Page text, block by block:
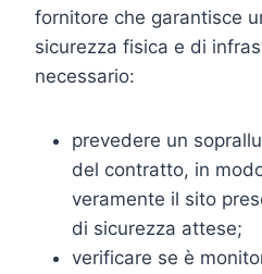
fornitore che garantisce
sicurezza fisica e di
necessario:
prevedere un
del contratto, in
veramente il sito
di sicurezza attese;
verificare se è